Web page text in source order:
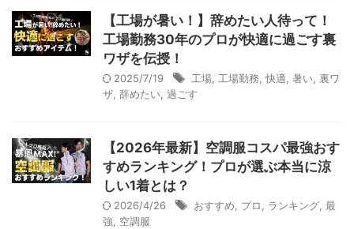
【工場が暑い！】辞めたい人待って！
工場勤務30年のプロが快適に過ごす裏
ワザを伝授！
2025/7/19 工場, 工場勤務, 快適, 暑い, 裏ワ
ザ, 辞めたい, 過ごす
【2026年最新】空調服コスパ最強おす
すめランキング！プロが選ぶ本当に涼
しい1着とは？
2026/4/26 おすすめ, プロ, ランキング, 最
強, 空調服